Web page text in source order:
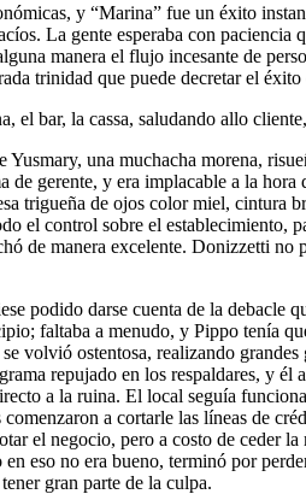
y “Marina” fue un éxito
La gente esperaba con
manera el flujo incesante de
trinidad que puede decretar el
bar, la cassa, saludando allo
una muchacha morena,
gerente, y era implacable a la
trigueña de ojos color miel,
el control sobre el establecimiento,
de manera excelente. Donizzetti no
podido darse cuenta de la debacle
faltaba a menudo, y Pippo tenía
volvió ostentosa, realizando
repujado en los respaldares, y
a la ruina. El local seguía
a cortarle las líneas de
el negocio, pero a costo de ceder
eso no era bueno, terminó por
gran parte de la culpa.